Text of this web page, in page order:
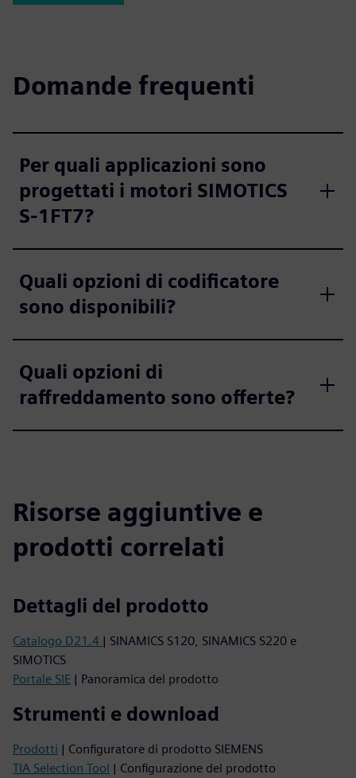
Domande frequenti
Per quali applicazioni sono
progettati i motori SIMOTICS
S‑1FT7?
Quali opzioni di codificatore
sono disponibili?
Quali opzioni di
raffreddamento sono offerte?
Risorse aggiuntive e
prodotti correlati
Dettagli del prodotto
Catalogo D21.4 | SINAMICS S120, SINAMICS S220 e
SIMOTICS
Portale SIE | Panoramica del prodotto
Strumenti e download
Prodotti | Configuratore di prodotto SIEMENS
TIA Selection Tool | Configurazione del prodotto